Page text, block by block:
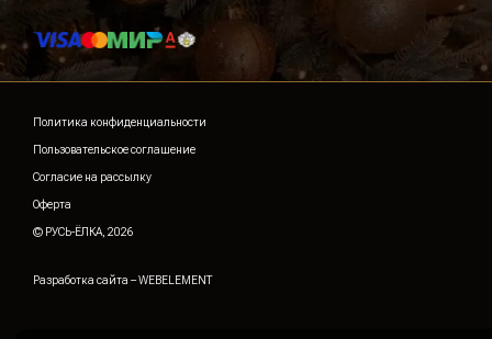
Политика конфиденциальности
Пользовательское соглашение
Согласие на рассылку
Оферта
© РУСЬ-ЁЛКА, 2026
Разработка сайта –WEBELEMENT